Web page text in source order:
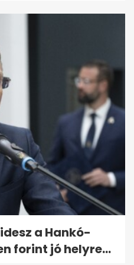
a Hankó-
forint jó helyre...